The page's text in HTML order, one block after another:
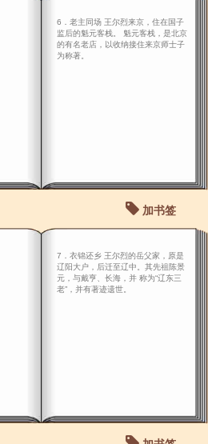
6．老主同场 王尔烈来京，住在国子
监后的魁元客栈。 魁元客栈，是北京
的有名老店，以收纳接住来京师士子
为称著。
加书签
7．衣锦还乡 王尔烈的岳父家，原是
辽阳大户，后迁至辽中。其先祖陈景
元，与戴亨、长海，并 称为“辽东三
老”，并有著迹遗世。